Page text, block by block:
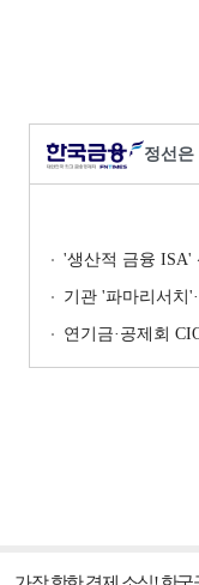
정선은
'생산적 금융 ISA' 신설
기관 '파마리서치'·외인 '주성엔지
연기금·공제회